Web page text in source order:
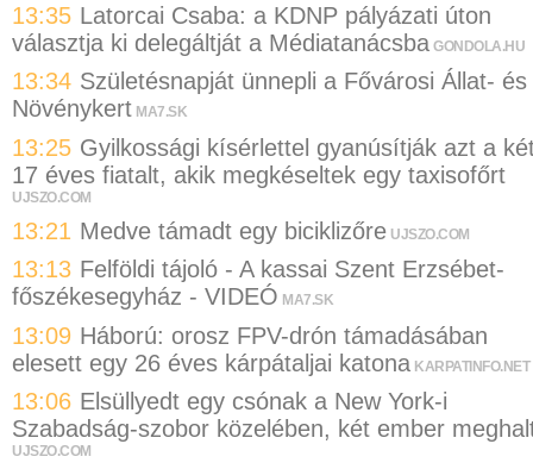
13:35 Latorcai Csaba: a KDNP pályázati úton
választja ki delegáltját a Médiatanácsba GONDOLA.HU
13:34 Születésnapját ünnepli a Fővárosi Állat- és
Növénykert MA7.SK
13:25 Gyilkossági kísérlettel gyanúsítják azt a
17 éves fiatalt, akik megkéseltek egy taxisofőrt
UJSZO.COM
13:21 Medve támadt egy biciklizőre UJSZO.COM
13:13 Felföldi tájoló - A kassai Szent Erzsébet-
főszékesegyház - VIDEÓ MA7.SK
13:09 Háború: orosz FPV-drón támadásában
elesett egy 26 éves kárpátaljai katona KARPATINFO.NET
13:06 Elsüllyedt egy csónak a New York-i
Szabadság-szobor közelében, két ember
UJSZO.COM